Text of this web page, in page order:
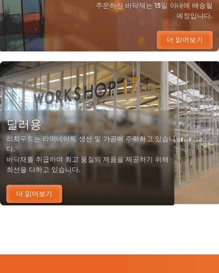
주문하신 바닥재는 15일 이내에 배송될
예정입니다.
더 읽어보기
딜러용
리치우드는 라미네이트 생산 및 가공에 주력하고 있습니
다.
바닥재를 취급하며 최고 품질의 제품을 제공하기 위해
최선을 다하고 있습니다.
더 읽어보기